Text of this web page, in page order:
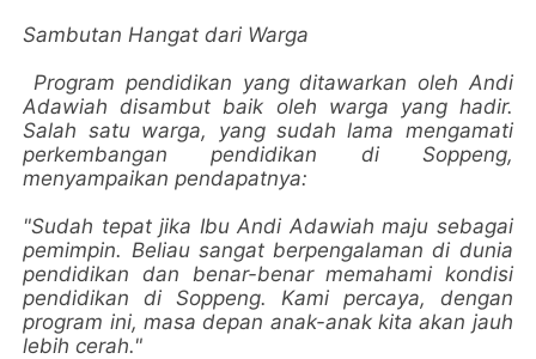
Sambutan Hangat dari Warga
Program pendidikan yang ditawarkan oleh Andi
Adawiah disambut baik oleh warga yang hadir.
Salah satu warga, yang sudah lama mengamati
perkembangan pendidikan di Soppeng,
menyampaikan pendapatnya:
"Sudah tepat jika Ibu Andi Adawiah maju sebagai
pemimpin. Beliau sangat berpengalaman di dunia
pendidikan dan benar-benar memahami kondisi
pendidikan di Soppeng. Kami percaya, dengan
program ini, masa depan anak-anak kita akan jauh
lebih cerah."